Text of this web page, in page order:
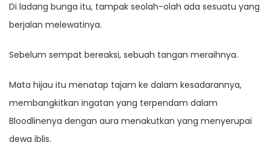
Di ladang bunga itu, tampak seolah-olah ada sesuatu yang
berjalan melewatinya.
Sebelum sempat bereaksi, sebuah tangan meraihnya.
Mata hijau itu menatap tajam ke dalam kesadarannya,
membangkitkan ingatan yang terpendam dalam
Bloodlinenya dengan aura menakutkan yang menyerupai
dewa iblis.